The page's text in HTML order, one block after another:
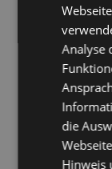
Kaufen
System
Referenzen
Releases
Analyse
die
Hinweis